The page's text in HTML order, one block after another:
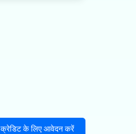
क्रेडिट के लिए आवेदन करें